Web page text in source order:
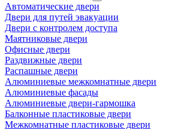
Автоматические двери
Двери для путей эвакуации
Двери с контролем доступа
Маятниковые двери
Офисные двери
Раздвижные двери
Распашные двери
Алюминиевые межкомнатные двери
Алюминиевые фасады
Алюминиевые двери-гармошка
Балконные пластиковые двери
Межкомнатные пластиковые двери